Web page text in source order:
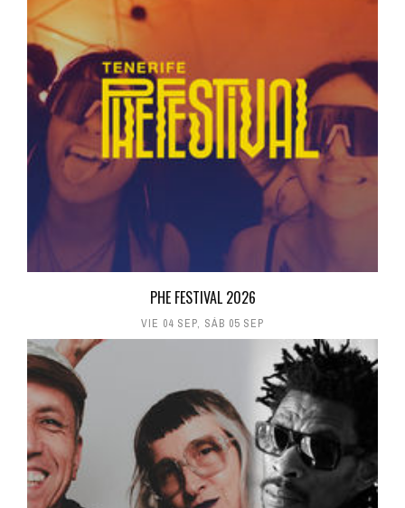
PHE FESTIVAL 2026
VIE 04 SEP, SÁB 05 SEP